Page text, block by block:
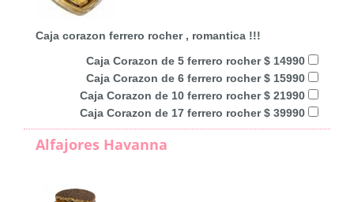
Caja corazon ferrero rocher , romantica !!!
Caja Corazon de 5 ferrero rocher $ 14990
Caja Corazon de 6 ferrero rocher $ 15990
Caja Corazon de 10 ferrero rocher $ 21990
Caja Corazon de 17 ferrero rocher $ 39990
Alfajores Havanna